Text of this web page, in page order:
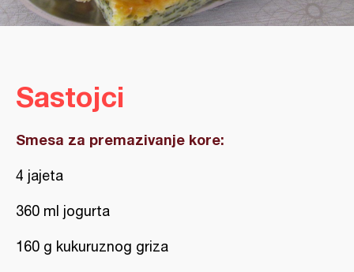
Sastojci
Smesa za premazivanje kore:
4 jajeta
360 ml jogurta
160 g kukuruznog griza